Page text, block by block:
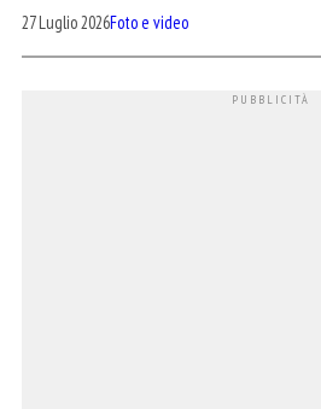
27 Luglio 2026Foto e video